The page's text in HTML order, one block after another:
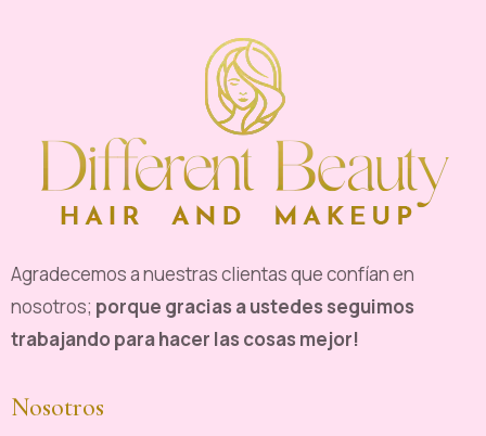
Agradecemos a nuestras clientas que confían en
nosotros; porque gracias a ustedes seguimos
trabajando para hacer las cosas mejor!
Nosotros